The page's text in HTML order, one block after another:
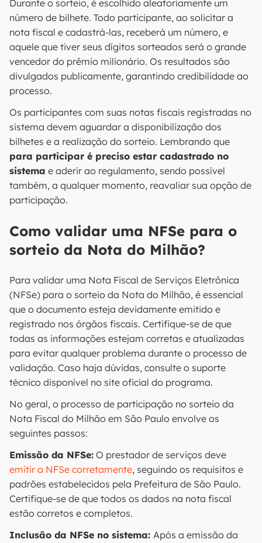
Durante o sorteio, é escolhido aleatoriamente um
número de bilhete. Todo participante, ao solicitar a
nota fiscal e cadastrá-las, receberá um número, e
aquele que tiver seus dígitos sorteados será o grande
vencedor do prêmio milionário. Os resultados são
divulgados publicamente, garantindo credibilidade ao
processo.
Os participantes com suas notas fiscais registradas no
sistema devem aguardar a disponibilização dos
bilhetes e a realização do sorteio. Lembrando que
para participar é preciso estar cadastrado no
sistema e aderir ao regulamento, sendo possível
também, a qualquer momento, reavaliar sua opção de
participação.
Como validar uma NFSe para o
sorteio da Nota do Milhão?
Para validar uma Nota Fiscal de Serviços Eletrônica
(NFSe) para o sorteio da Nota do Milhão, é essencial
que o documento esteja devidamente emitido e
registrado nos órgãos fiscais. Certifique-se de que
todas as informações estejam corretas e atualizadas
para evitar qualquer problema durante o processo de
validação. Caso haja dúvidas, consulte o suporte
técnico disponível no site oficial do programa.
No geral, o processo de participação no sorteio da
Nota Fiscal do Milhão em São Paulo envolve os
seguintes passos:
Emissão da NFSe: O prestador de serviços deve
emitir a NFSe corretamente, seguindo os requisitos e
padrões estabelecidos pela Prefeitura de São Paulo.
Certifique-se de que todos os dados na nota fiscal
estão corretos e completos.
Inclusão da NFSe no sistema: Após a emissão da